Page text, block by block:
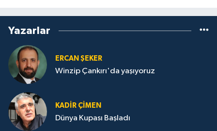
Yazarlar
ERCAN ŞEKER
Winzip Çankırı'da yaşıyoruz
KADIR ÇIMEN
Dünya Kupası Başladı